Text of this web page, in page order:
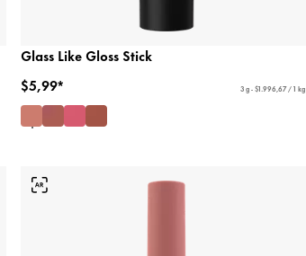
Glass Like Gloss Stick
$5,99*
3 g - $1.996,67 / 1 kg